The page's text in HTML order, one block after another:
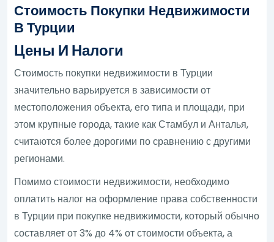
Стоимость Покупки Недвижимости
В Турции
Цены И Налоги
Стоимость покупки недвижимости в Турции
значительно варьируется в зависимости от
местоположения объекта, его типа и площади, при
этом крупные города, такие как Стамбул и Анталья,
считаются более дорогими по сравнению с другими
регионами.
Помимо стоимости недвижимости, необходимо
оплатить налог на оформление права собственности
в Турции при покупке недвижимости, который обычно
составляет от 3% до 4% от стоимости объекта, а